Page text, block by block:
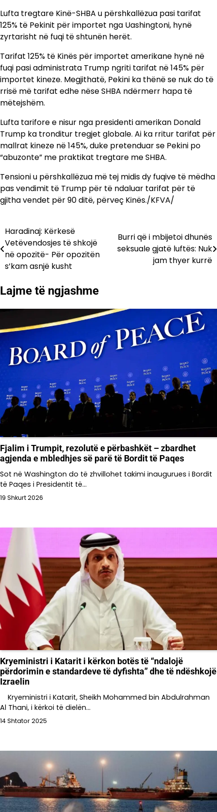
Lufta tregtare Kinë-SHBA u përshkallëzua pasi tarifat
125% të Pekinit për importet nga Uashingtoni, hynë
zyrtarisht në fuqi të shtunën herët.
Tarifat 125% të Kinës për importet amerikane hynë në
fuqi pasi administrata Trump ngriti tarifat në 145% për
importet kineze. Megjithatë, Pekini ka thënë se nuk do të
rrisë më tarifat edhe nëse SHBA ndërmerr hapa të
mëtejshëm.
Lufta tarifore e nisur nga presidenti amerikan Donald
Trump ka tronditur tregjet globale. Ai ka rritur tarifat për
mallrat kineze në 145%, duke pretenduar se Pekini po
“abuzonte” me praktikat tregtare me SHBA.
Tensioni u përshkallëzua më tej midis dy fuqive të mëdha
pas vendimit të Trump për të ndaluar tarifat për të
gjitha vendet për 90 ditë, përveç Kinës./KFVA/
Lëvizje
te
postimet
Haradinaj: Kërkesë
Vetëvendosjes të shkojë
në opozitë- Për opozitën
s’kam asnjë kusht
Burri që i mbijetoi dhunës
seksuale gjatë luftës: Nuk
jam thyer kurrë
Lajme të ngjashme
Fjalim i Trumpit, rezolutë e përbashkët – zbardhet
agjenda e mbledhjes së parë të Bordit të Paqes
Sot në Washington do të zhvillohet takimi inaugurues i Bordit
të Paqes i Presidentit të…
19 Shkurt 2026
Kryeministri i Katarit i kërkon botës të “ndalojë
përdorimin e standardeve të dyfishta” dhe të ndëshkojë
Izraelin
Kryeministri i Katarit, Sheikh Mohammed bin Abdulrahman
Al Thani, i kërkoi të dielën…
14 Shtator 2025